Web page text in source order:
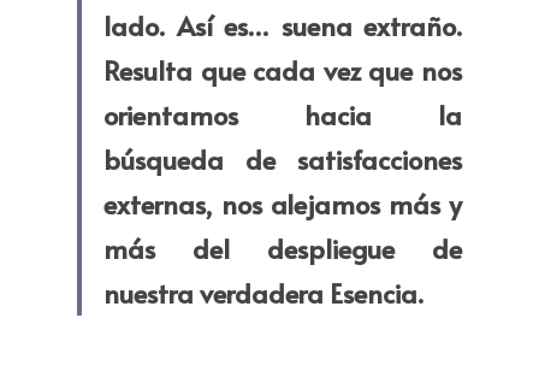
lado. Así es… suena extraño.
Resulta que cada vez que nos
orientamos hacia la
búsqueda de satisfacciones
externas, nos alejamos más y
más del despliegue de
nuestra verdadera Esencia.​